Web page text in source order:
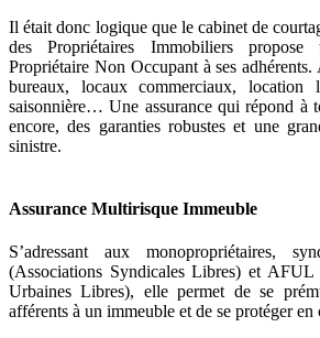
Il était donc logique que le cabinet de
des Propriétaires Immobiliers propose
Propriétaire Non Occupant à ses adhérents.
bureaux, locaux commerciaux, location
saisonnière… Une assurance qui répond à
encore, des garanties robustes et une
sinistre.
Assurance Multirisque Immeuble
S’adressant aux monopropriétaires,
(Associations Syndicales Libres) et AFUL
Urbaines Libres), elle permet de se
afférents à un immeuble et de se protéger en